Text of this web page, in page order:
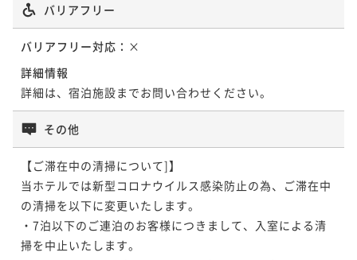
バリアフリー
バリアフリー対応： ×
詳細情報
詳細は、宿泊施設までお問い合わせください。
その他
【ご滞在中の清掃について]】
当ホテルでは新型コロナウイルス感染防止の為、ご滞在中
の清掃を以下に変更いたします。
・7泊以下のご連泊のお客様につきまして、入室による清
掃を中止いたします。